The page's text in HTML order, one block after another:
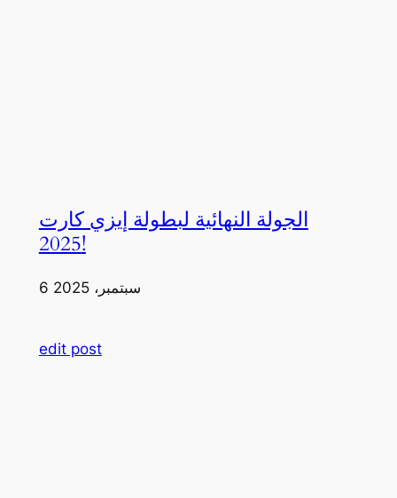
الجولة النهائية لبطولة إيزي كارت
2025!
6 سبتمبر، 2025
edit post